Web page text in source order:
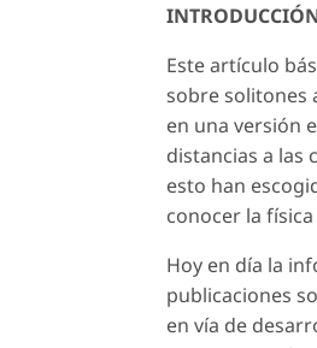
Este artículo
sobre solitones
en una versión
distancias a las
esto han
conocer la
Hoy en día la
publicaciones
en vía de